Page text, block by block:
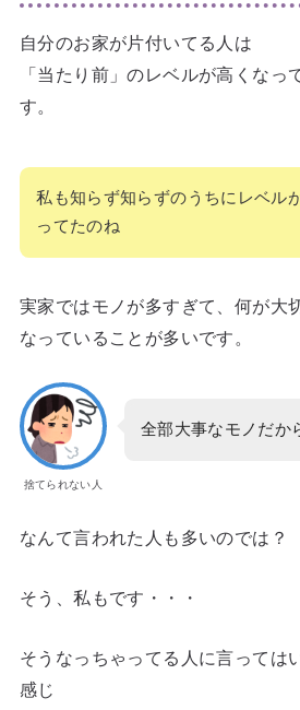
自分のお家が片付いてる人は
「当たり前」のレベルが高くなっ
す。
私も知らず知らずのうちにレベル
ってたのね
実家ではモノが多すぎて、何が大
なっていることが多いです。
捨てられない人
全部大事なモノだか
なんて言われた人も多いのでは？
そう、私もです・・・
そうなっちゃってる人に言っては
感じ